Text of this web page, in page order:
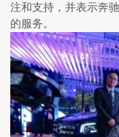
注和支持，并表示奔
的服务。